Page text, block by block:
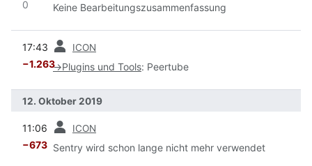
0 Keine Bearbeitungszusammenfassung
17:43 ICON
−1.263→Plugins und Tools: Peertube
12. Oktober 2019
11:06 ICON
−673 Sentry wird schon lange nicht mehr verwendet